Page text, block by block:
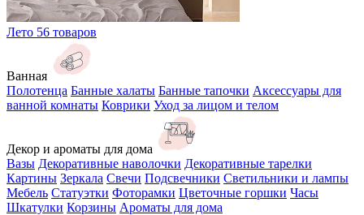
Лето 56 товаров
Ванная
Полотенца Банные халаты Банные тапочки Аксессуары для
ванной комнаты Коврики Уход за лицом и телом
Декор и ароматы для дома
Вазы Декоративные наволочки Декоративные тарелки
Картины Зеркала Свечи Подсвечники Светильники и лампы
Мебель Статуэтки Фоторамки Цветочные горшки Часы
Шкатулки Корзины Ароматы для дома